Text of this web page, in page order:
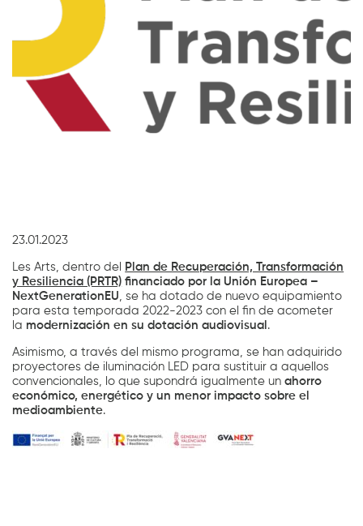
23.01.2023
Les Arts, dentro del Plan de Recuperación, Transformación
y Resiliencia (PRTR) financiado por la Unión Europea –
NextGenerationEU , se ha dotado de nuevo equipamiento
para esta temporada 2022-2023 con el fin de acometer
la modernización en su dotación audiovisual .
Asimismo, a través del mismo programa, se han adquirido
proyectores de iluminación LED para sustituir a aquellos
convencionales, lo que supondrá igualmente unahorro
económico, energético y un menor impacto sobre el
medioambiente.